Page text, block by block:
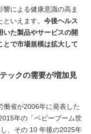
による健康意識の高ま
いえます。 今後ヘルス
いた製品やサービスの開
とで市場規模は拡大して
ックの需要が増加見
働省が2006年に発表した
年の「ベビーブーム世
、その 10 年後の2025年